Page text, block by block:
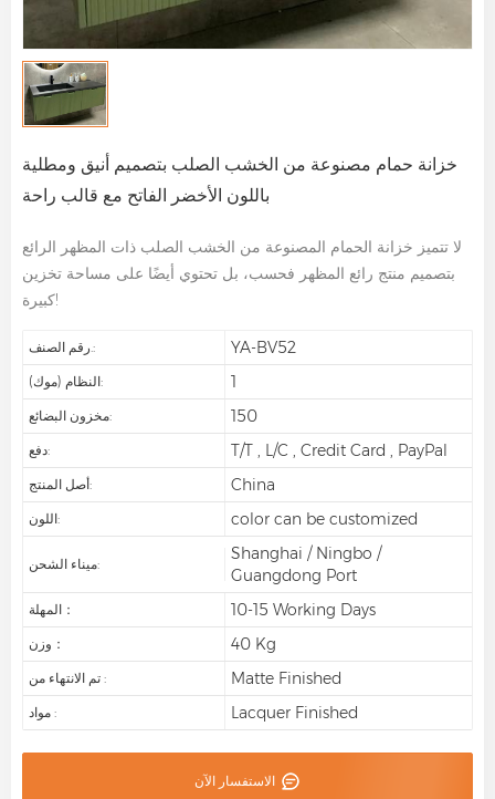
خزانة حمام مصنوعة من الخشب الصلب بتصميم أنيق ومطلية
باللون الأخضر الفاتح مع قالب راحة
لا تتميز خزانة الحمام المصنوعة من الخشب الصلب ذات المظهر الرائع
بتصميم منتج رائع المظهر فحسب، بل تحتوي أيضًا على مساحة تخزين
كبيرة!
رقم الصنف.: YA-BV52
النظام (موك): 1
مخزون البضائع: 150
دفع: T/T , L/C , Credit Card , PayPal
أصل المنتج: China
اللون: color can be customized
ميناء الشحن:
Shanghai / Ningbo /
Guangdong Port
المهلة： 10-15 Working Days
وزن： 40 Kg
تم الانتهاء من : Matte Finished
مواد : Lacquer Finished
الاستفسار الآن